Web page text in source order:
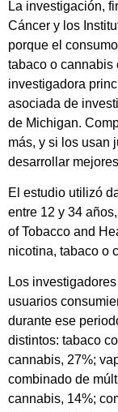
La investigación,
Cáncer y los
porque el
tabaco o cannabis
investigadora
asociada de
de Michigan.
más, y si los usan
desarrollar
El estudio utilizó
entre 12 y 34
of Tobacco and
nicotina, tabaco o
Los
usuarios
durante ese
distintos: tabaco
cannabis, 27%;
combinado de
cannabis, 14%;